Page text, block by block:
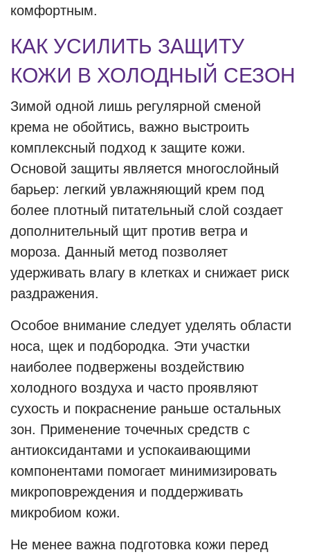
комфортным.
КАК УСИЛИТЬ ЗАЩИТУ
КОЖИ В ХОЛОДНЫЙ СЕЗОН
Зимой одной лишь регулярной сменой
крема не обойтись, важно выстроить
комплексный подход к защите кожи.
Основой защиты является многослойный
барьер: легкий увлажняющий крем под
более плотный питательный слой создает
дополнительный щит против ветра и
мороза. Данный метод позволяет
удерживать влагу в клетках и снижает риск
раздражения.
Особое внимание следует уделять области
носа, щек и подбородка. Эти участки
наиболее подвержены воздействию
холодного воздуха и часто проявляют
сухость и покраснение раньше остальных
зон. Применение точечных средств с
антиоксидантами и успокаивающими
компонентами помогает минимизировать
микроповреждения и поддерживать
микробиом кожи.
Не менее важна подготовка кожи перед